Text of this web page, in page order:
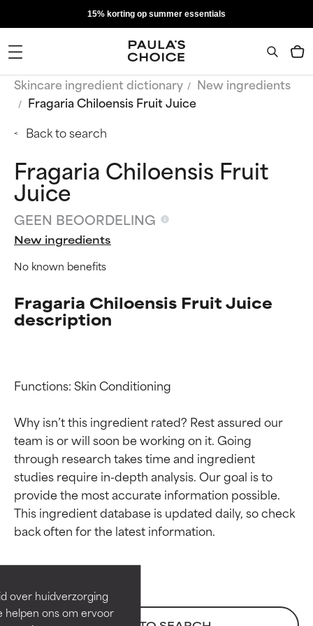
over huidverzorging
helpen ons om ervoor
15% korting op summer essentials
Skincare ingredient dictionary
New ingredients
Fragaria Chiloensis Fruit Juice
Back to search
Fragaria Chiloensis Fruit
Juice
GEEN BEOORDELING
New ingredients
No known benefits
Fragaria Chiloensis Fruit Juice
description
Functions: Skin Conditioning
Why isn’t this ingredient rated? Rest assured our
team is or will soon be working on it. Going
through research takes time and ingredient
studies require in-depth analysis. Our goal is to
provide the most accurate information possible.
This ingredient database is updated daily, so check
Beoordelingen van
ingrediënten
Bewezen en ondersteund door
onafhankelijk onderzoek.
Beoordelingen van
ingrediënten
Bewezen en ondersteund door
onafhankelijk onderzoek.